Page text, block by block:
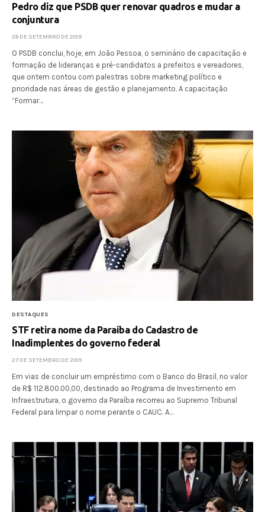
Pedro diz que PSDB quer renovar quadros e mudar a
conjuntura
28 DE SETEMBRO DE 2019
O PSDB conclui, hoje, em João Pessoa, o seminário de capacitação e
formação de lideranças e pré-candidatos a prefeitos e vereadores,
que ontem contou com palestras sobre marketing político e
prioridade nas áreas de gestão e planejamento. A capacitação
“Formar…
DESTAQUES
STF retira nome da Paraíba do Cadastro de
Inadimplentes do governo federal
27 DE SETEMBRO DE 2019
Em vias de concluir um empréstimo com o Banco do Brasil, no valor
de R$ 112.800.00,00, destinado ao Programa de Investimento em
Infraestrutura, o governo da Paraíba recorreu ao Supremo Tribunal
Federal para limpar o nome perante o CAUC. A…